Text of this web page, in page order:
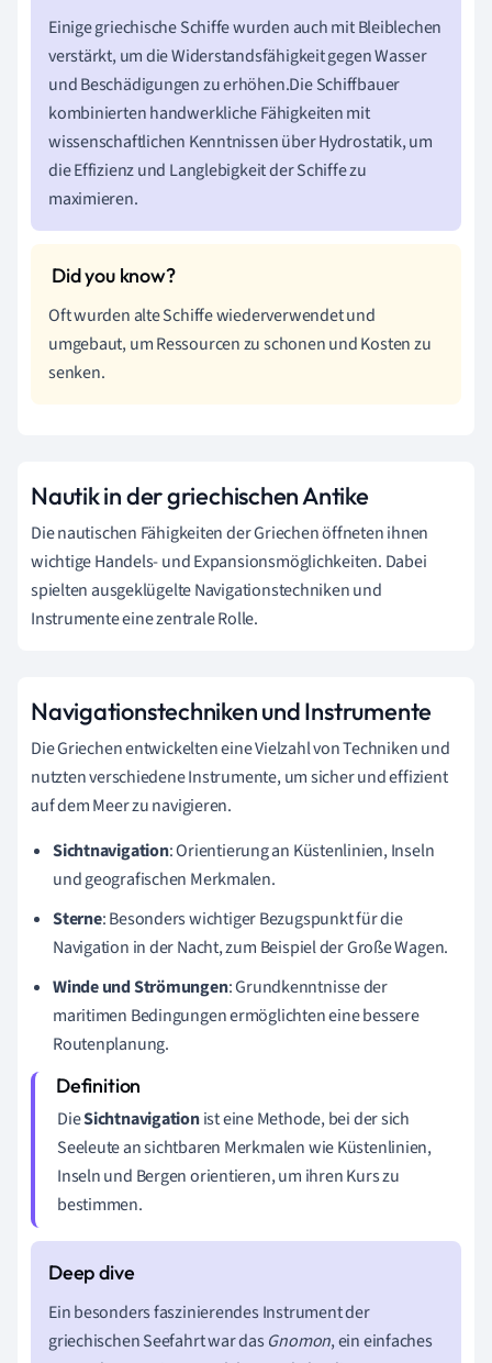
Einige griechische Schiffe wurden auch mit Bleiblechen
verstärkt, um die Widerstandsfähigkeit gegen Wasser
und Beschädigungen zu erhöhen.Die Schiffbauer
kombinierten handwerkliche Fähigkeiten mit
wissenschaftlichen Kenntnissen über Hydrostatik, um
die Effizienz und Langlebigkeit der Schiffe zu
maximieren.
Oft wurden alte Schiffe wiederverwendet und
umgebaut, um Ressourcen zu schonen und Kosten zu
senken.
Nautik in der griechischen Antike
Die nautischen Fähigkeiten der Griechen öffneten ihnen
wichtige Handels- und Expansionsmöglichkeiten. Dabei
spielten ausgeklügelte Navigationstechniken und
Instrumente eine zentrale Rolle.
Navigationstechniken und Instrumente
Die Griechen entwickelten eine Vielzahl von Techniken und
nutzten verschiedene Instrumente, um sicher und effizient
auf dem Meer zu navigieren.
Sichtnavigation: Orientierung an Küstenlinien, Inseln
und geografischen Merkmalen.
Sterne: Besonders wichtiger Bezugspunkt für die
Navigation in der Nacht, zum Beispiel der Große Wagen.
Winde und Strömungen: Grundkenntnisse der
maritimen Bedingungen ermöglichten eine bessere
Routenplanung.
DieSichtnavigationist eine Methode, bei der sich
Seeleute an sichtbaren Merkmalen wie Küstenlinien,
Inseln und Bergen orientieren, um ihren Kurs zu
bestimmen.
Ein besonders faszinierendes Instrument der
griechischen Seefahrt war das Gnomon, ein einfaches